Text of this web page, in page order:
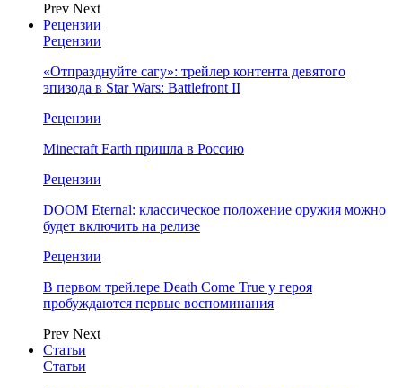
Prev Next
Рецензии
Рецензии
«Отпразднуйте сагу»: трейлер контента девятого
эпизода в Star Wars: Battlefront II
Рецензии
Minecraft Earth пришла в Россию
Рецензии
DOOM Eternal: классическое положение оружия можно
будет включить на релизе
Рецензии
В первом трейлере Death Come True у героя
пробуждаются первые воспоминания
Prev Next
Статьи
Статьи